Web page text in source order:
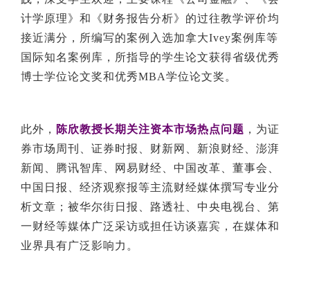
计学原理》和《财务报告分析》的过往教学评价均
接近满分，所编写的案例入选加拿大Ivey案例库等
国际知名案例库，所指导的学生论文获得省级优秀
博士学位论文奖和优秀MBA学位论文奖。
此外， 陈欣教授长期关注资本市场热点问题 ，为证
券市场周刊、证券时报、财新网、新浪财经、澎湃
新闻、腾讯智库、网易财经、中国改革、董事会、
中国日报、经济观察报等主流财经媒体撰写专业分
析文章；被华尔街日报、路透社、中央电视台、第
一财经等媒体广泛采访或担任访谈嘉宾，在媒体和
业界具有广泛影响力。